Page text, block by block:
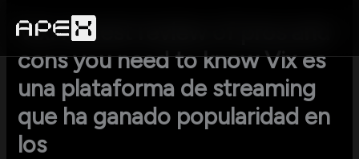
contentVix: honest review of pros and
cons you need to know Vix es
una plataforma de streaming
que ha ganado popularidad en
los